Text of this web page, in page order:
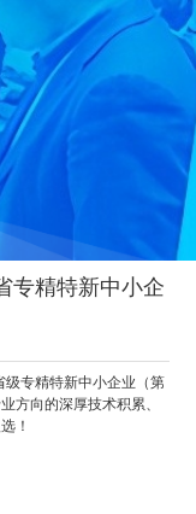
专精特新中小企
专精特新中小企业（第
方向的深厚技术积累、
！